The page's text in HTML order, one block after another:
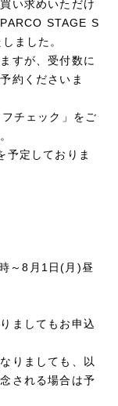
い求めいただけ
STAGE S
ました。
すが、受付数に
約くださいま
チェック」をご
予定しておりま
～8月1日(月)昼
ましてもお申込
りましても、以
される場合は予